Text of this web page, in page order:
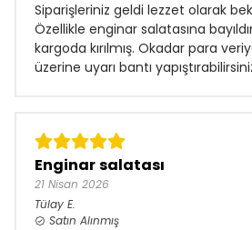
Siparişleriniz geldi lezzet olarak
Özellikle enginar salatasına
kargoda kırılmış. Okadar para
üzerine uyarı bantı
Enginar salatası
21 Nisan 2026
Tülay E.
Satın Alınmış